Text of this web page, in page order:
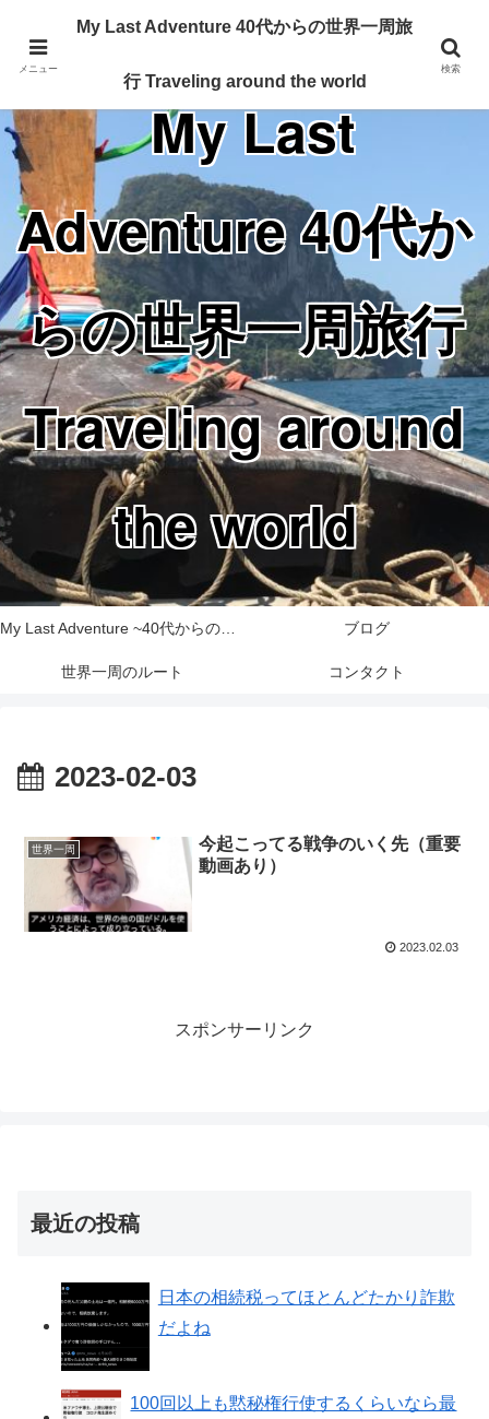
Traveling around the world from my 40's
My Last
Adventure 40代か
らの世界一周旅行
Traveling around
the world
My Last Adventure ~40代からの世界一周旅行記~ ブログ
世界一周のルート コンタクト
2023-02-03
世界一周
今起こってる戦争のいく先（重要
動画あり）
2023.02.03
スポンサーリンク
最近の投稿
日本の相続税ってほとんどたかり詐欺
だよね
100回以上も黙秘権行使するくらいなら最
メニュー
My Last Adventure 40代からの世界一周旅
行 Traveling around the world
検索